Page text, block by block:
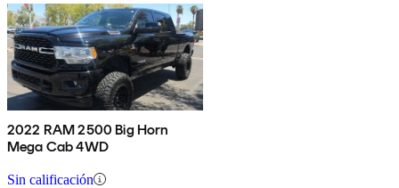
2022 RAM 2500 Big Horn
Mega Cab 4WD
Sin calificación